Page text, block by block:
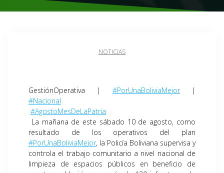
NOTICIAS
GestiónOperativa | #PorUnaBoliviaMejor|
#Nacional
#AgostoMesDeLaPatria
La mañana de este sábado 10 de agosto, como
resultado de los operativos del plan
#PorUnaBoliviaMejor, la Policía Boliviana supervisa y
controla el trabajo comunitario a nivel nacional de
limpieza de espacios públicos en beneficio de